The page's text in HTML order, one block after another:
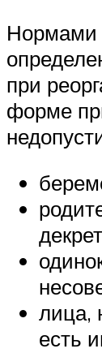
Нормами
при
форме
лица,
есть